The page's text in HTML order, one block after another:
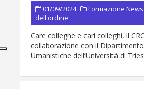
01/09/2024 Formazione News
dell'ordine
Care colleghe e cari colleghi, il
collaborazione con il
Umanistiche dell’Università di